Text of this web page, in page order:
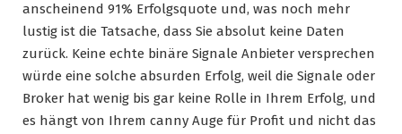
anscheinend 91% Erfolgsquote und, was noch mehr
lustig ist die Tatsache, dass Sie absolut keine Daten
zurück. Keine echte binäre Signale Anbieter versprechen
würde eine solche absurden Erfolg, weil die Signale oder
Broker hat wenig bis gar keine Rolle in Ihrem Erfolg, und
es hängt von Ihrem canny Auge für Profit und nicht das